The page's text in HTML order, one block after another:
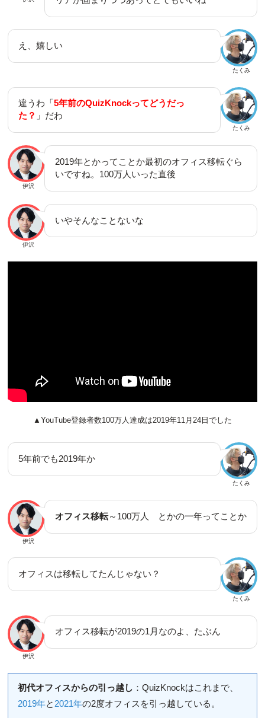
たくみ
え、嬉しい
たくみ
違うわ「5年前のQuizKnockってどうだっ
た？ 」だわ
伊沢
2019年とかってことか最初のオフィス移転ぐら
いですね。100万人いった直後
伊沢
いやそんなことないな
▲YouTube登録者数100万人達成は2019年11月24日でした
たくみ
5年前でも2019年か
伊沢
オフィス移転～100万人 とかの一年ってことか
たくみ
オフィスは移転してたんじゃない？
伊沢
オフィス移転が2019の1月なのよ、たぶん
初代オフィスからの引っ越し ：QuizKnockはこれまで、
2019年と 2021年の2度オフィスを引っ越している。